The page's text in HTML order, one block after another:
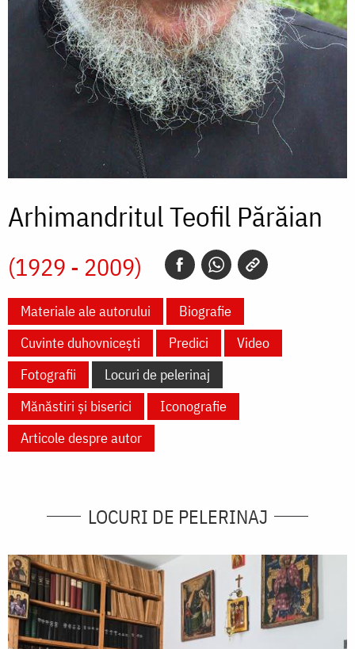
Arhimandritul Teofil Părăian
(1929 - 2009)
Materiale ale autorului
Biografie
Cuvinte duhovnicești
Predici
Video
Fotografii
Locuri de pelerinaj
Mănăstiri și biserici
Iconografie
Articole despre autor
LOCURI DE PELERINAJ